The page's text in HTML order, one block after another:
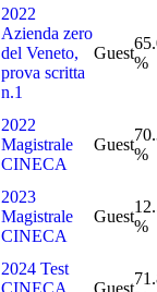
2022
Azienda zero
del Veneto,
prova scritta
n.1
Guest
%
2022
Magistrale
CINECA
Guest
%
2023
Magistrale
CINECA
Guest
%
2024 Test
CINECA
Guest